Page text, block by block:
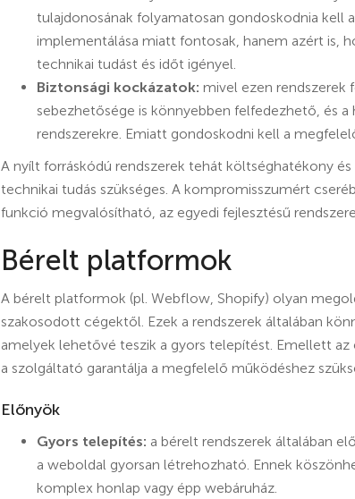
tulajdonosának folyamatosan gondoskodnia kell
implementálása miatt fontosak, hanem azért is,
technikai tudást és időt igényel.
Biztonsági kockázatok: mivel ezen rendszerek
sebezhetősége is könnyebben felfedezhető, és
rendszerekre. Emiatt gondoskodni kell a
A nyílt forráskódú rendszerek tehát költséghatékony
technikai tudás szükséges. A kompromisszumért
funkció megvalósítható, az egyedi fejlesztésű
Bérelt platformok
A bérelt platformok (pl. Webflow, Shopify) olyan
szakosodott cégektől. Ezek a rendszerek általában
amelyek lehetővé teszik a gyors telepítést. Emellett
a szolgáltató garantálja a megfelelő működéshez
Előnyök
Gyors telepítés: a bérelt rendszerek általában
a weboldal gyorsan létrehozható. Ennek
komplex honlap vagy épp webáruház.